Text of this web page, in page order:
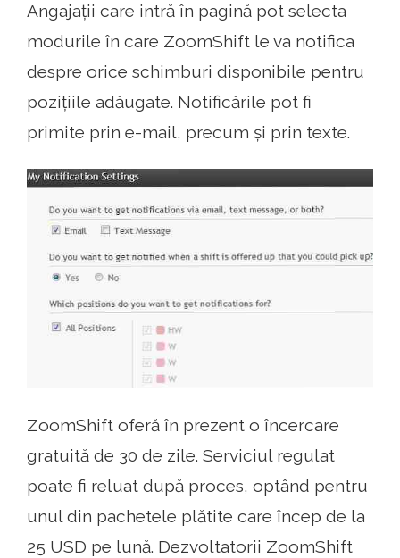
Angajații care intră în pagină pot selecta
modurile în care ZoomShift le va notifica
despre orice schimburi disponibile pentru
pozițiile adăugate. Notificările pot fi
primite prin e-mail, precum și prin texte.
ZoomShift oferă în prezent o încercare
gratuită de 30 de zile. Serviciul regulat
poate fi reluat după proces, optând pentru
unul din pachetele plătite care încep de la
25 USD pe lună. Dezvoltatorii ZoomShift